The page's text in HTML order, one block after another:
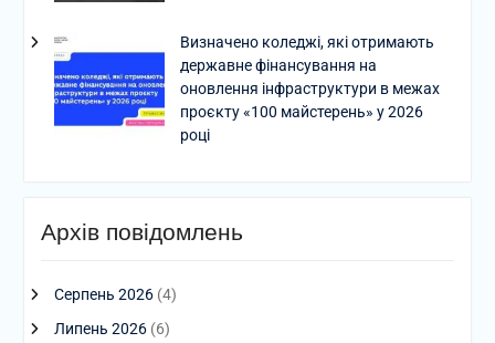
Визначено коледжі, які отримають
державне фінансування на
оновлення інфраструктури в межах
проєкту «100 майстерень» у 2026
році
Архів повідомлень
Серпень 2026(4)
Липень 2026(6)